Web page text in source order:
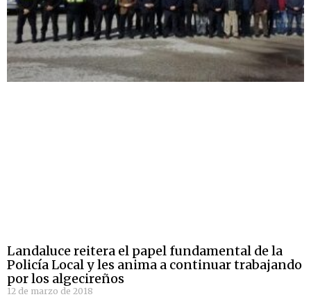
Landaluce reitera el papel fundamental de la
Policía Local y les anima a continuar trabajando
por los algecireños
12 de marzo de 2018